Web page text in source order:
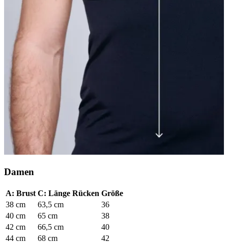
Damen
A: Brust C: Länge Rücken Größe
38 cm
63,5 cm
36
40 cm
65 cm
38
42 cm
66,5 cm
40
44 cm
68 cm 42